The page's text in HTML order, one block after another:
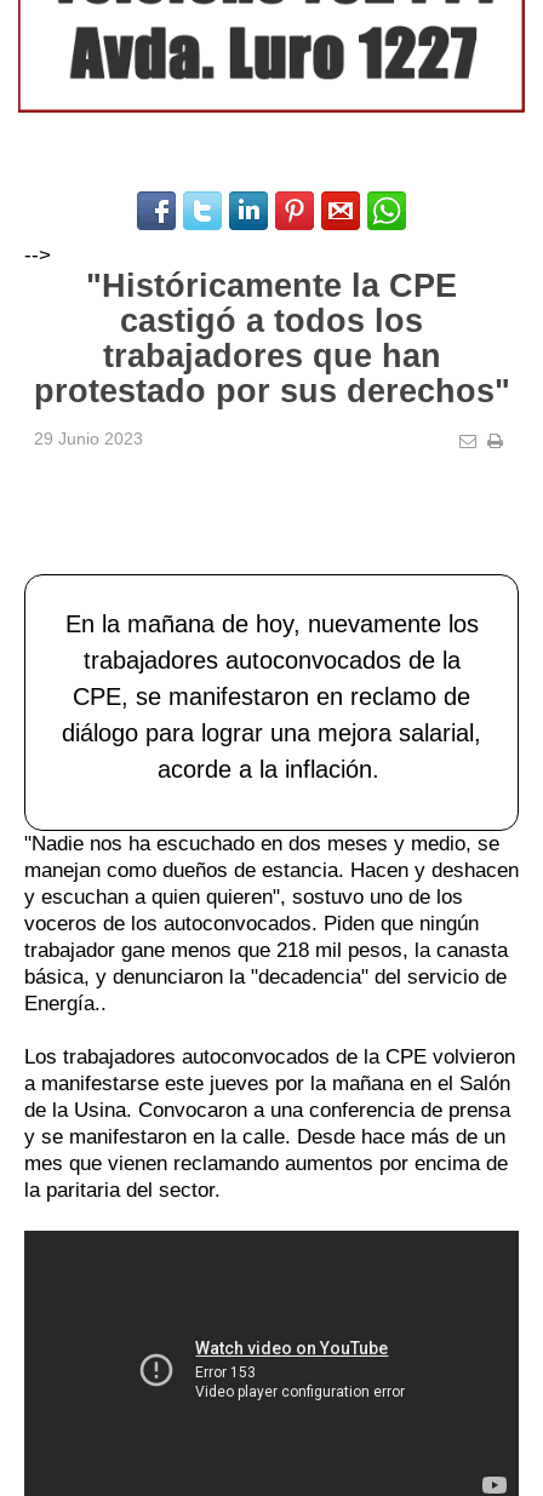
-->
"Históricamente la CPE
castigó a todos los
trabajadores que han
protestado por sus derechos"
29 Junio 2023
En la mañana de hoy, nuevamente los
trabajadores autoconvocados de la
CPE, se manifestaron en reclamo de
diálogo para lograr una mejora salarial,
acorde a la inflación.
"Nadie nos ha escuchado en dos meses y medio, se
manejan como dueños de estancia. Hacen y deshacen
y escuchan a quien quieren", sostuvo uno de los
voceros de los autoconvocados. Piden que ningún
trabajador gane menos que 218 mil pesos, la canasta
básica, y denunciaron la "decadencia" del servicio de
Energía..
Los trabajadores autoconvocados de la CPE volvieron
a manifestarse este jueves por la mañana en el Salón
de la Usina. Convocaron a una conferencia de prensa
y se manifestaron en la calle. Desde hace más de un
mes que vienen reclamando aumentos por encima de
la paritaria del sector.